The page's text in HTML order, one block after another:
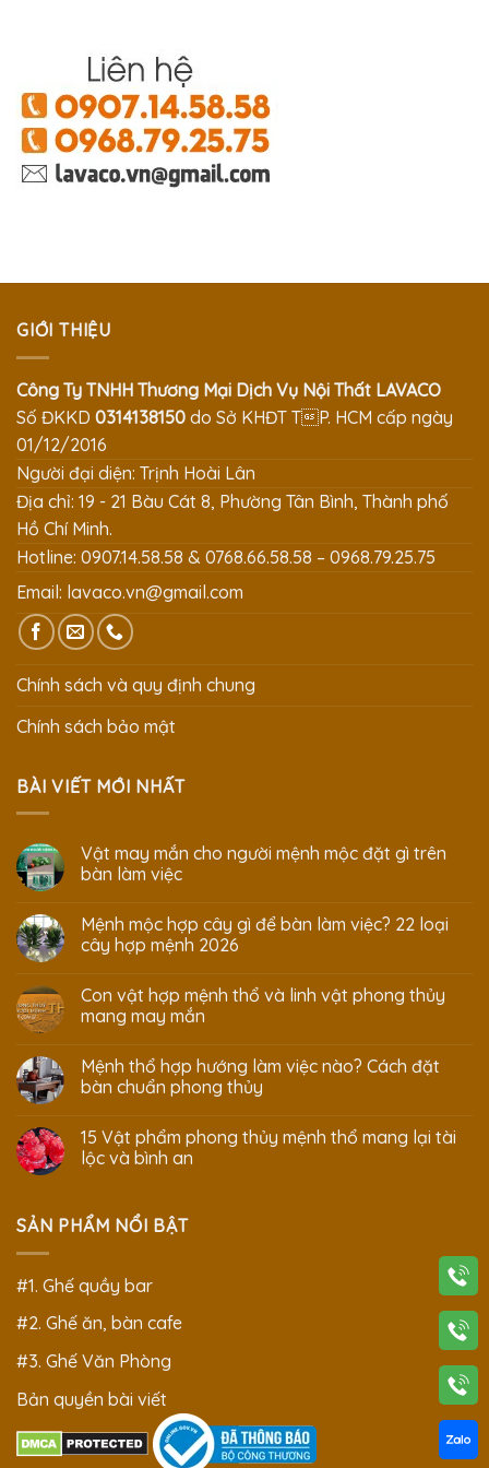
GIỚI THIỆU
Công Ty TNHH Thương Mại Dịch Vụ Nội Thất LAVACO
Số ĐKKD 0314138150 do Sở KHĐT TP. HCM cấp ngày
01/12/2016
Người đại diện: Trịnh Hoài Lân
Địa chỉ: 19 - 21 Bàu Cát 8, Phường Tân Bình, Thành phố
Hồ Chí Minh.
Hotline: 0907.14.58.58 & 0768.66.58.58 – 0968.79.25.75
Email: lavaco.vn@gmail.com
Chính sách và quy định chung
Chính sách bảo mật
BÀI VIẾT MỚI NHẤT
Vật may mắn cho người mệnh mộc đặt gì trên
bàn làm việc
Mệnh mộc hợp cây gì để bàn làm việc? 22 loại
cây hợp mệnh 2026
Con vật hợp mệnh thổ và linh vật phong thủy
mang may mắn
Mệnh thổ hợp hướng làm việc nào? Cách đặt
bàn chuẩn phong thủy
15 Vật phẩm phong thủy mệnh thổ mang lại tài
lộc và bình an
SẢN PHẨM NỔI BẬT
#1. Ghế quầy bar
#2. Ghế ăn, bàn cafe
#3. Ghế Văn Phòng
Bản quyền bài viết